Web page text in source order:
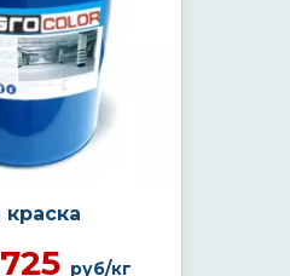
725 руб/кг